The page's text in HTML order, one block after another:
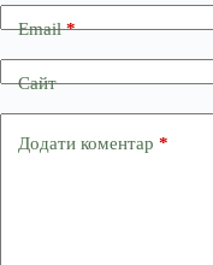
Email*
Сайт
Додати коментар *